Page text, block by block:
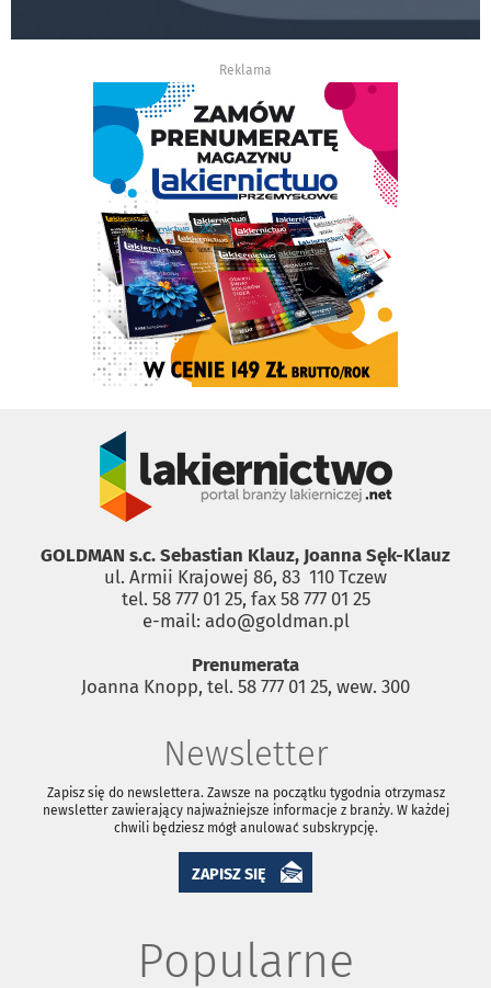
Reklama
GOLDMAN s.c. Sebastian Klauz, Joanna Sęk-Klauz
ul. Armii Krajowej 86, 83 ­ 110 Tczew
tel. 58 777 01 25, fax 58 777 01 25
e-mail: ado@goldman.pl
Prenumerata
Joanna Knopp, tel. 58 777 01 25, wew. 300
Newsletter
Zapisz się do newslettera. Zawsze na początku tygodnia otrzymasz
newsletter zawierający najważniejsze informacje z branży. W każdej
chwili będziesz mógł anulować subskrypcję.
ZAPISZ SIĘ
Popularne